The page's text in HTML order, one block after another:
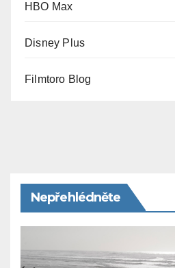
HBO Max
Disney Plus
Filmtoro Blog
Nepřehlédněte